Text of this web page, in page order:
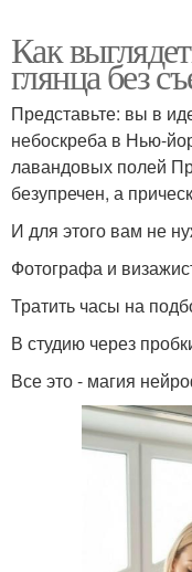
Как
глянца без
Представьте: вы в
небоскреба в Нью-
лавандовых полей
безупречен, а
И для этого вам не
Фотографа и
Тратить часы на
В студию через
Все это - магия